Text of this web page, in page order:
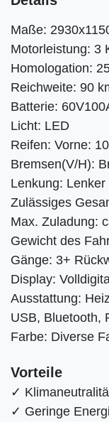
Maße:
Motorleistung: 3
Homologation:
Reichweite: 90
Batterie:
Licht: LED
Reifen: Vorne:
Bremsen(V/H):
Lenkung: Lenker
Zulässiges
Max. Zuladung:
Gewicht des
Gänge: 3+
Display:
Ausstattung:
USB, Bluetooth,
Farbe: Diverse
Vorteile
✓
✓ Geringe